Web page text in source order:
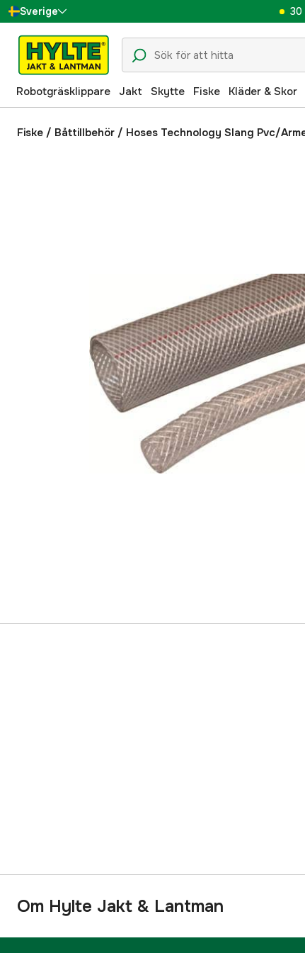
Sverige
Danmark
Suomi
Norge
Deutschland
30
Robotgräsklippare Jakt Skytte Fiske Kläder & Skor
Fiske / Båttillbehör / Hoses Technology Slang Pvc/
Om Hylte Jakt & Lantman